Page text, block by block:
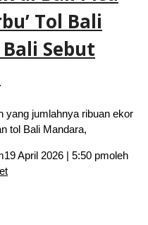
Tol Bali
Sebut
yang jumlahnya ribuan ekor
tol Bali Mandara,
19 April 2026 | 5:50 pmoleh